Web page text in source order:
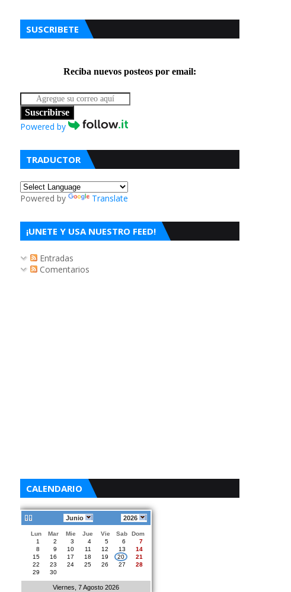
SUSCRIBETE
Reciba nuevos posteos por email:
Suscribirse
Powered by
TRADUCTOR
Powered by Translate
¡UNETE Y USA NUESTRO FEED!
Entradas
Comentarios
CALENDARIO
Junio 2026
Lun Mar Mie Jue Vie Sab
Dom
1
2 3 4 5 6
7
8
9 10 11 12 13
14
15
16 17 18 19 20
21
22
23 24 25 26 27
28
29
30
Viernes, 7 Agosto 2026